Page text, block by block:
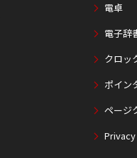
電卓
電子辞
クロッ
ポイン
ページ
Privacy